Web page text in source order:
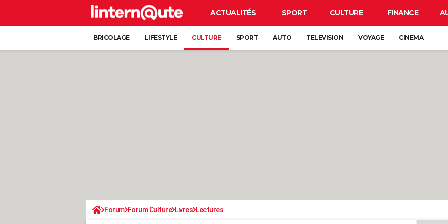
ACTUALITÉS SPORT CULTURE FINANCE
BRICOLAGE LIFESTYLE CULTURE SPORT AUTO TELEVISION VOYAGE CINEMA
Forum Forum Culture Livres Lectures